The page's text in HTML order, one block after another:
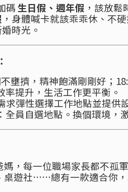
碼生日假、週年假 ，該放
，身體喊卡就該乖乖休、不硬
時光。
壅擠，精神飽滿剛剛好；
率提升，生活工作更平衡。
彈性選擇工作地點並提供
員自選地點。換個環境，
，每一位職場家長都不孤
桌遊社……總有一款適合你